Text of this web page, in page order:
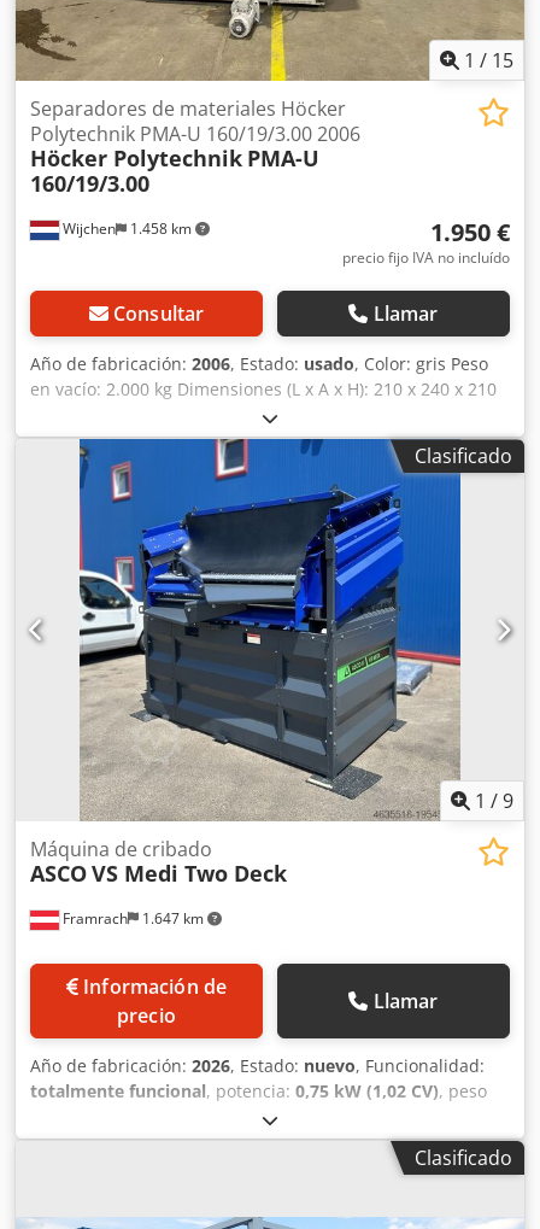
1 / 15
Wijchen 1.458 km
Separadores de materiales Höcker
Polytechnik PMA-U 160/19/3.00 2006
Höcker Polytechnik PMA-U
160/19/3.00
1.950 €
precio fijo IVA no incluído
Consultar Llamar
Año de fabricación: 2006, Estado: usado, Color: gris Peso
en vacío: 2.000 kg Dimensiones (L x A x H): 210 x 240 x 210
cm Cjdpfjwh I Edox Aguoha - Año de fabricación: 2006 -
Documentación disponible: No - Certificado CE disponible:
No - Dimensiones de transporte: 2100mm x 2400mm x
2100mm (l x a x h) - Peso de transporte [kg]: 2000 kg -
Paquetes de transporte [uds.]: 1 Información financiera
IVA: El precio indicado es sin IVA IVA/régimen de margen:
El IVA es deducible para empresarios Entrega y recompra
posibles en todo momento para cualquier producto del
sector industrial Yorick Diebels
Clasificado
1 /9
Framrach 1.647 km
Máquina de cribado
ASCOVS Medi Two Deck
Información de
precio
Llamar
Año de fabricación: 2026, Estado: nuevo, Funcionalidad:
totalmente funcional, potencia: 0,75 kW (1,02 CV), peso
, longitud total:1.560 mm
mm, altura total:2.490 mm, altura del espacio de carga:
, Equipamiento:
de características disponible, Aplicaciones y ventajas para
Clasificado